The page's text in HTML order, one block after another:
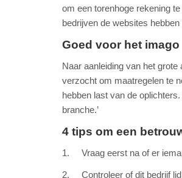
om een torenhoge rekening
bedrijven de websites
Goed voor het imago
Naar aanleiding van het
verzocht om maatregelen te
hebben last van de
branche.’
4 tips om een
1. Vraag eerst na of er
2. Controleer of dit bedrijf lid